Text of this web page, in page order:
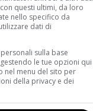
questi ultimi, da loro
nello specifico da
dati di
sulla base
le tue opzioni qui
nel menu del sito per
della privacy e dei